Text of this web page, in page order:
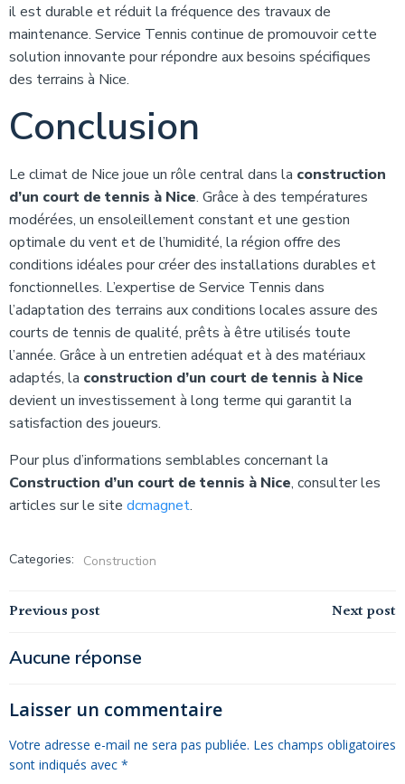
il est durable et réduit la fréquence des travaux de
maintenance. Service Tennis continue de promouvoir cette
solution innovante pour répondre aux besoins spécifiques
des terrains à Nice.
Conclusion
Le climat de Nice joue un rôle central dans la construction
d’un court de tennis à Nice. Grâce à des températures
modérées, un ensoleillement constant et une gestion
optimale du vent et de l’humidité, la région offre des
conditions idéales pour créer des installations durables et
fonctionnelles. L’expertise de Service Tennis dans
l’adaptation des terrains aux conditions locales assure des
courts de tennis de qualité, prêts à être utilisés toute
l’année. Grâce à un entretien adéquat et à des matériaux
adaptés, la construction d’un court de tennis à Nice
devient un investissement à long terme qui garantit la
satisfaction des joueurs.
Pour plus d’informations semblables concernant la
Construction d’un court de tennis à Nice, consulter les
articles sur le site dcmagnet.
Categories: Construction
Navigation
de
l’article
Previous post Navigation
l’article
Next post
Aucune réponse
Laisser un commentaire
Votre adresse e-mail ne sera pas publiée. Les champs obligatoires
sont indiqués avec *